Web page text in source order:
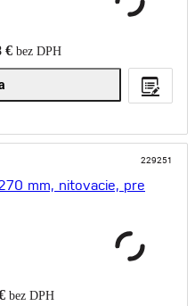
€ bez DPH
229251
mm, nitovacie, pre
bez DPH